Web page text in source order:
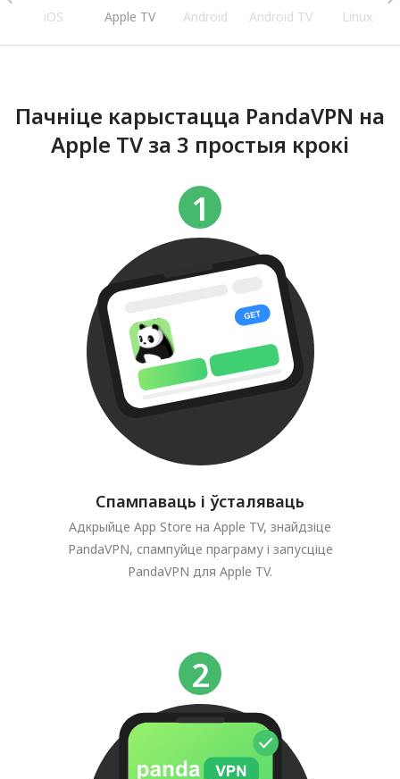
iOS Apple TV Android Android TV Linux
Пачніце карыстацца PandaVPN на
Apple TV за 3 простыя крокі
Спампаваць і ўсталяваць
Адкрыйце App Store на Apple TV, знайдзіце
PandaVPN, спампуйце праграму і запусціце
PandaVPN для Apple TV.